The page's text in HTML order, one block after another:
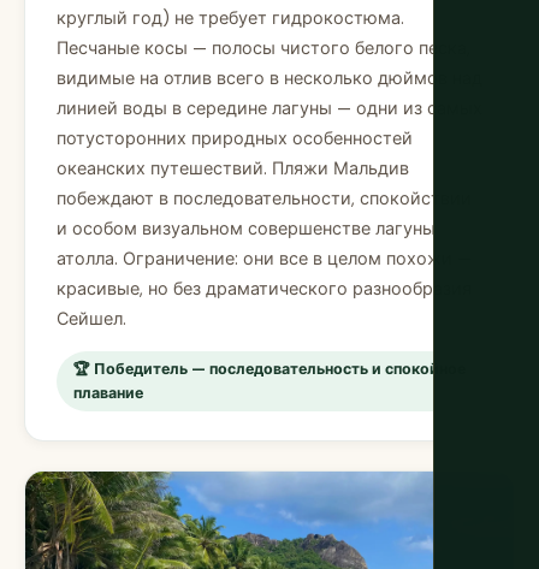
круглый год) не требует гидрокостюма.
Песчаные косы — полосы чистого белого песка,
видимые на отлив всего в несколько дюймов над
линией воды в середине лагуны — одни из самых
потусторонних природных особенностей
океанских путешествий. Пляжи Мальдив
побеждают в последовательности, спокойствии
и особом визуальном совершенстве лагуны
атолла. Ограничение: они все в целом похожи —
красивые, но без драматического разнообразия
Сейшел.
🏆 Победитель — последовательность и спокойное
плавание